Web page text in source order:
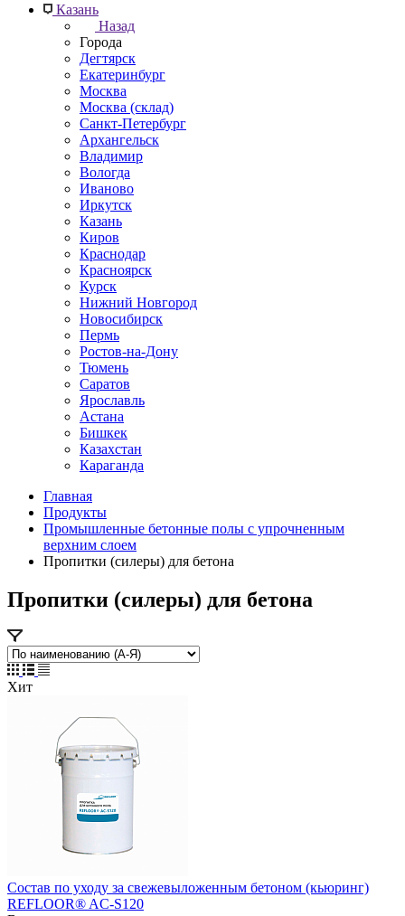
Казань
Назад
Города
Дегтярск
Екатеринбург
Москва
Москва (склад)
Санкт-Петербург
Архангельск
Владимир
Вологда
Иваново
Иркутск
Казань
Киров
Краснодар
Красноярск
Курск
Нижний Новгород
Новосибирск
Пермь
Ростов-на-Дону
Тюмень
Саратов
Ярославль
Астана
Бишкек
Казахстан
Караганда
Главная
Продукты
Промышленные бетонные полы с упрочненным
верхним слоем
Пропитки (силеры) для бетона
Пропитки (силеры) для бетона
Хит
Состав по уходу за свежевыложенным бетоном (кьюринг)
REFLOOR® AC-S120